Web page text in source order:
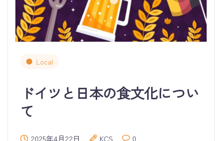
Local
ドイツと日本の食文化につい
て
2025年4月22日 KCS 0